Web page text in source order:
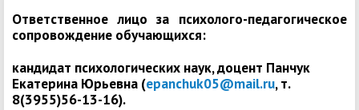
Ответственное лицо за психолого-педагогическое
сопровождение обучающихся:
кандидат психологических наук, доцент Панчук
Екатерина Юрьевна (epanchuk05@mail.ru, т.
8(3955)56-13-16).